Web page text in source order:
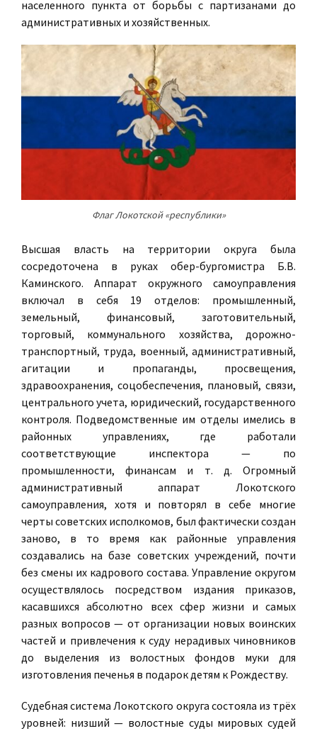
населенного пункта от борьбы с партизанами до
административных и хозяйственных.
Флаг Локотской «республики»
Высшая власть на территории округа была
сосредоточена в руках обер-бургомистра Б.В.
Каминского. Аппарат окружного самоуправления
включал в себя 19 отделов: промышленный,
земельный, финансовый, заготовительный,
торговый, коммунального хозяйства, дорожно-
транспортный, труда, военный, административный,
агитации и пропаганды, просвещения,
здравоохранения, соцобеспечения, плановый, связи,
центрального учета, юридический, государственного
контроля. Подведомственные им отделы имелись в
районных управлениях, где работали
соответствующие инспектора — по
промышленности, финансам и т. д. Огромный
административный аппарат Локотского
самоуправления, хотя и повторял в себе многие
черты советских исполкомов, был фактически создан
заново, в то время как районные управления
создавались на базе советских учреждений, почти
без смены их кадрового состава. Управление округом
осуществлялось посредством издания приказов,
касавшихся абсолютно всех сфер жизни и самых
разных вопросов — от организации новых воинских
частей и привлечения к суду нерадивых чиновников
до выделения из волостных фондов муки для
изготовления печенья в подарок детям к Рождеству.
Судебная система Локотского округа состояла из трёх
уровней: низший — волостные суды мировых судей